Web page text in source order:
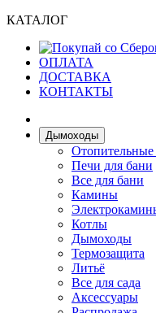
КАТАЛОГ
ОПЛАТА
ДОСТАВКА
КОНТАКТЫ
Дымоходы
Отопительные
Печи для бани
Все для бани
Камины
Котлы
Дымоходы
Термозащита
Литьё
Все для сада
Аксессуары